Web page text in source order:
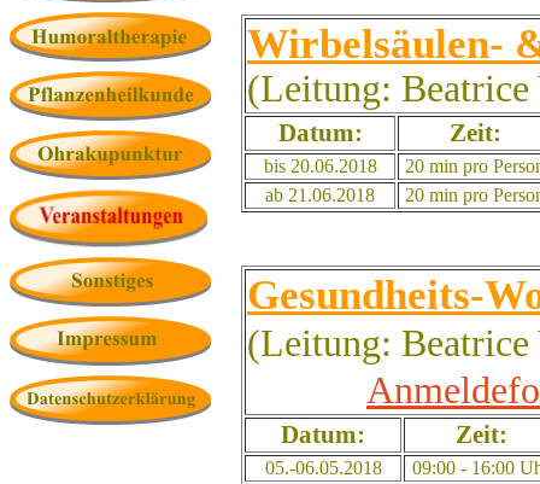
Wirbelsäulen-
(Leitung: Beatrice
Datum: Zeit:
bis 20.06.2018
20 min pro
ab 21.06.2018
20 min pro
Gesundheits-
(Leitung: Beatrice
Datum: Zeit:
05.-06.05.2018
09:00 - 16:00